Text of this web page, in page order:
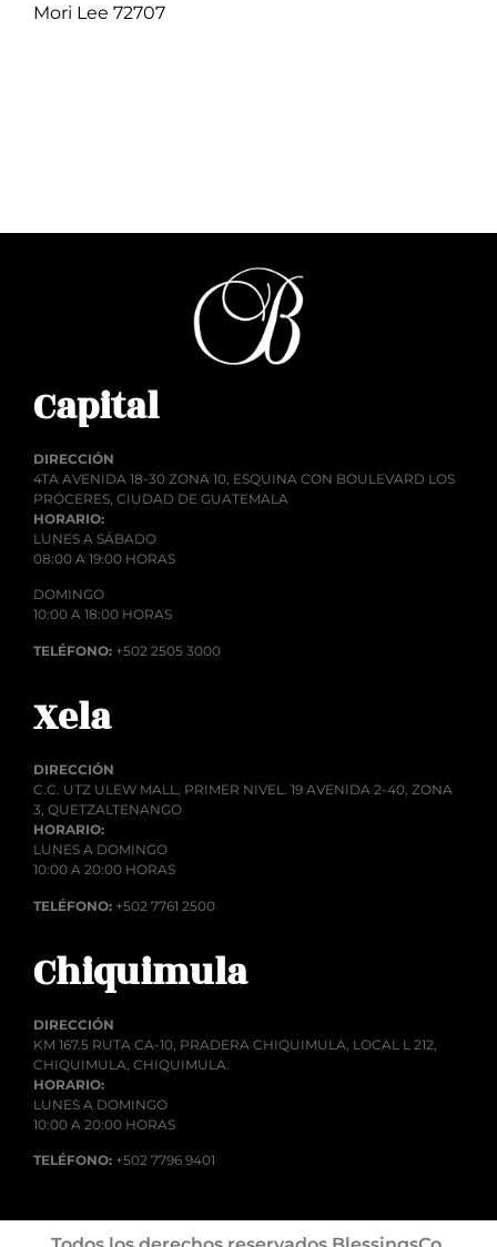
Mori Lee 72707
Capital
DIRECCIÓN
4TA AVENIDA 18-30 ZONA 10, ESQUINA CON BOULEVARD LOS
PRÓCERES, CIUDAD DE GUATEMALA
HORARIO:
LUNES A SÁBADO
08:00 A 19:00 HORAS
DOMINGO
10:00 A 18:00 HORAS
TELÉFONO: +502 2505 3000
Xela
DIRECCIÓN
C.C. UTZ ULEW MALL, PRIMER NIVEL. 19 AVENIDA 2-40, ZONA
3, QUETZALTENANGO
HORARIO:
LUNES A DOMINGO
10:00 A 20:00 HORAS
TELÉFONO: +502 7761 2500
Chiquimula
DIRECCIÓN
KM 167.5 RUTA CA-10, PRADERA CHIQUIMULA, LOCAL L 212,
CHIQUIMULA, CHIQUIMULA.
HORARIO:
LUNES A DOMINGO
10:00 A 20:00 HORAS
TELÉFONO: +502 7796 9401